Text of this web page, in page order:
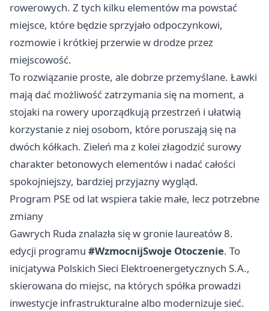
rowerowych. Z tych kilku elementów ma powstać
miejsce, które będzie sprzyjało odpoczynkowi,
rozmowie i krótkiej przerwie w drodze przez
miejscowość.
To rozwiązanie proste, ale dobrze przemyślane. Ławki
mają dać możliwość zatrzymania się na moment, a
stojaki na rowery uporządkują przestrzeń i ułatwią
korzystanie z niej osobom, które poruszają się na
dwóch kółkach. Zieleń ma z kolei złagodzić surowy
charakter betonowych elementów i nadać całości
spokojniejszy, bardziej przyjazny wygląd.
Program PSE od lat wspiera takie małe, lecz potrzebne
zmiany
Gawrych Ruda znalazła się w gronie laureatów 8.
edycji programu #WzmocnijSwoje Otoczenie. To
inicjatywa Polskich Sieci Elektroenergetycznych S.A.,
skierowana do miejsc, na których spółka prowadzi
inwestycje infrastrukturalne albo modernizuje sieć.